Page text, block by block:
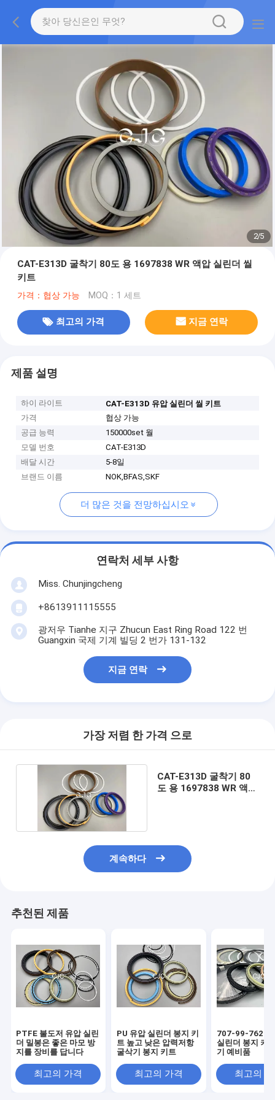
2/5
CAT-E313D 굴착기 80도 용 1697838 WR 액압 실린더 씰
키트
가격：협상 가능 MOQ：1 세트
최고의 가격 지금 연락
제품 설명
하이 라이트
CAT-E313D 유압 실린더 씰 키트
가격
협상 가능
공급 능력
150000set 월
모델 번호
CAT-E313D
배달 시간
5-8일
브랜드 이름
NOK,BFAS,SKF
더 많은 것을 전망하십시오
연락처 세부 사항
Miss. Chunjingcheng
+8613911115555
광저우 Tianhe 지구 Zhucun East Ring Road 122 번
Guangxin 국제 기계 빌딩 2 번가 131-132
지금 연락
가장 저렴 한 가격 으로
CAT-E313D 굴착기 80
도 용 1697838 WR 액압
계속하다
추천된 제품
PTFE 불도저 유압 실린
더 밀봉은 좋은 마모 방
지를 장비를 답니다
최고의 가격
PU 유압 실린더 봉지 키
트 높고 낮은 압력저항
굴삭기 봉지 키트
최고의 가격
707-99-76260
실린더 봉지 키
기 예비품
최고의